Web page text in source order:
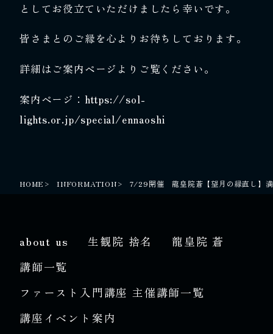
としてお役立ていただけましたら幸いです。
皆さまとのご縁を心よりお待ちしております。
詳細はご案内ページよりご覧ください。
案内ページ： https://sol-
lights.or.jp/special/ennaoshi
HOME INFORMATION 7/29開催 龍皇院蒼【望月の縁直し】
about us 生観院 捨名
龍皇院 蒼
講師一覧
ファースト入門講座 主催講師一覧
講座イベント案内